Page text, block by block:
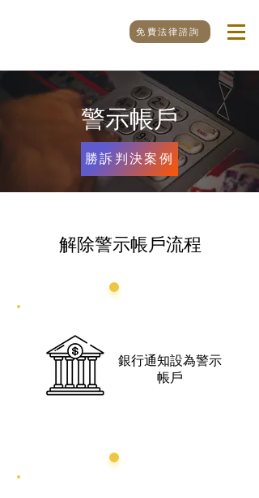
免費法律諮詢
​警示帳戶
勝訴判決案例
解除警示帳戶流程
銀行通知設為警示
帳戶